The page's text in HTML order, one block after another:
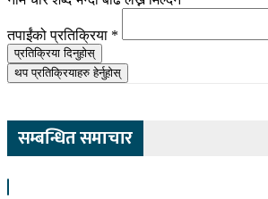
तपाईंको प्रतिक्रिया *
प्रतिक्रिया दिनुहोस्
थप प्रतिक्रियाहरु हेर्नुहोस्
सम्बन्धित समाचार